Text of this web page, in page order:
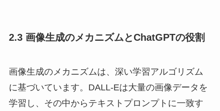
2.3 画像生成のメカニズムとChatGPTの役割
画像生成のメカニズムは、深い学習アルゴリズム
に基づいています。DALL-Eは大量の画像データを
学習し、その中からテキストプロンプトに一致す